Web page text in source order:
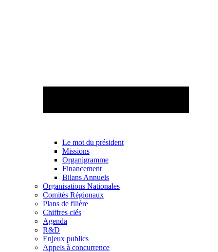
Le mot du président
Missions
Organigramme
Financement
Bilans Annuels
Organisations Nationales
Comités Régionaux
Plans de filière
Chiffres clés
Agenda
R&D
Enjeux publics
Appels à concurrence